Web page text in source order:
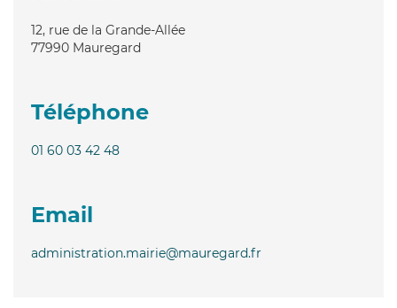
12, rue de la Grande-Allée
77990 Mauregard
Téléphone
01 60 03 42 48
Email
administration.mairie@mauregard.fr